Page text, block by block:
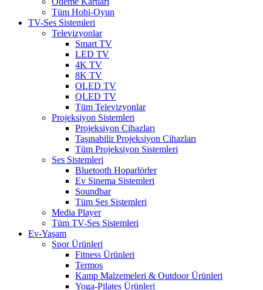
Tüm Hobi-Oyun
TV-Ses Sistemleri
Televizyonlar
Smart TV
LED TV
4K TV
8K TV
OLED TV
QLED TV
Tüm Televizyonlar
Projeksiyon Sistemleri
Projeksiyon Cihazları
Taşınabilir Projeksiyon Cihazları
Tüm Projeksiyon Sistemleri
Ses Sistemleri
Bluetooth Hoparlörler
Ev Sinema Sistemleri
Soundbar
Tüm Ses Sistemleri
Media Player
Tüm TV-Ses Sistemleri
Ev-Yaşam
Spor Ürünleri
Fitness Ürünleri
Termos
Kamp Malzemeleri & Outdoor Ürünleri
Yoga-Pilates Ürünleri